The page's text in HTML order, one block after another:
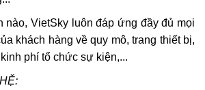
nào, VietSky luôn đáp ứng đầy đủ mọi
khách hàng về quy mô, trang thiết bị,
phí tổ chức sự kiện,...